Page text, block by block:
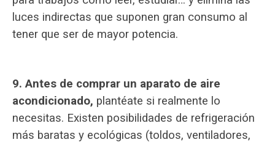
luces indirectas que suponen gran consumo al
tener que ser de mayor potencia.
9. Antes de comprar un aparato de aire
acondicionado, plantéate si realmente lo
necesitas. Existen posibilidades de refrigeración
más baratas y ecológicas (toldos, ventiladores,